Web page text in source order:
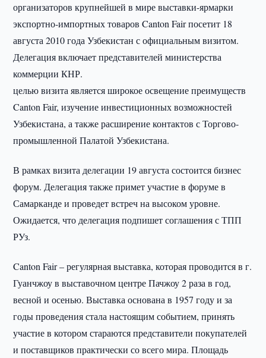
организаторов крупнейшей в мире выставки-ярмарки
экспортно-импортных товаров Canton Fair посетит 18
августа 2010 года Узбекистан с официальным визитом.
Делегация включает представителей министерства
коммерции КНР.
целью визита является широкое освещение преимуществ
Canton Fair, изучение инвестиционных возможностей
Узбекистана, а также расширение контактов с Торгово-
промышленной Палатой Узбекистана.
В рамках визита делегации 19 августа состоится бизнес
форум. Делегация также примет участие в форуме в
Самарканде и проведет встреч на высоком уровне.
Ожидается, что делегация подпишет соглашения с ТПП
РУз.
Canton Fair – регулярная выставка, которая проводится в г.
Гуанчжоу в выставочном центре Пачжоу 2 раза в год,
весной и осенью. Выставка основана в 1957 году и за
годы проведения стала настоящим событием, принять
участие в котором стараются представители покупателей
и поставщиков практически со всего мира. Площадь